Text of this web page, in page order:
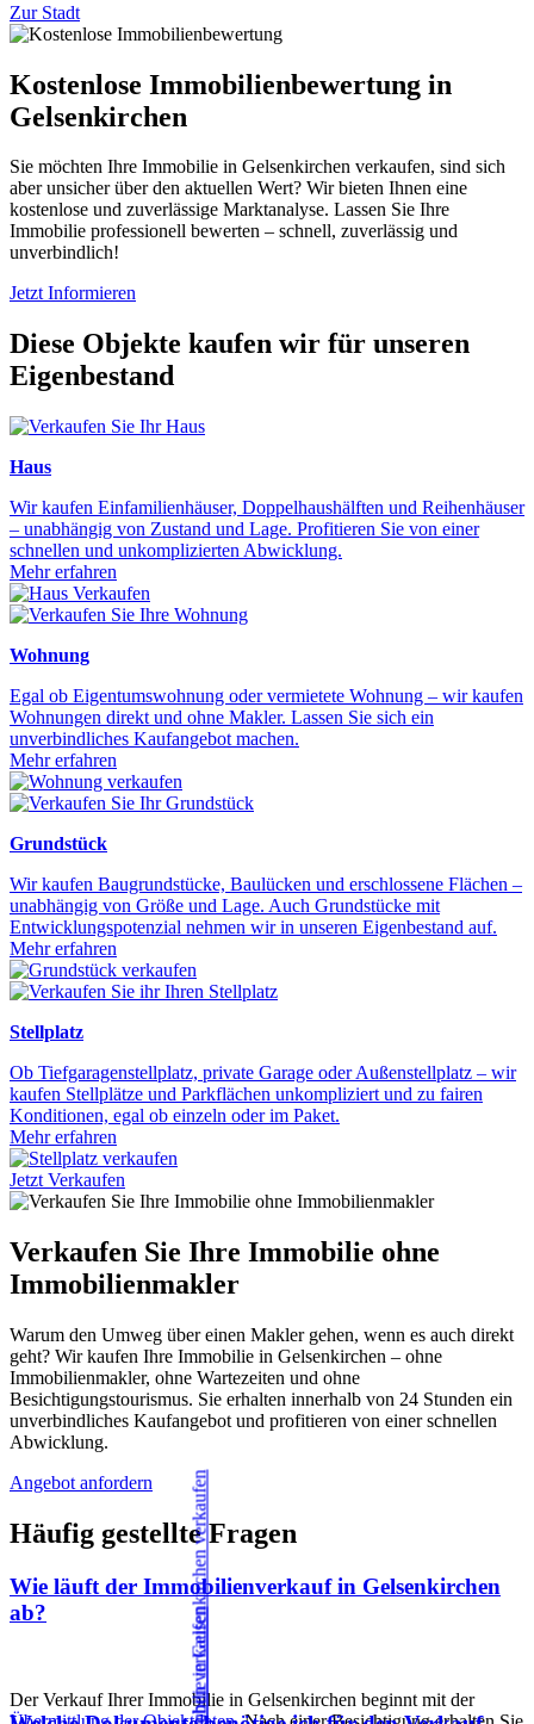
Zur Stadt
Kostenlose Immobilienbewertung in
Gelsenkirchen
Sie möchten Ihre Immobilie in Gelsenkirchen verkaufen, sind sich
aber unsicher über den aktuellen Wert? Wir bieten Ihnen eine
kostenlose und zuverlässige Marktanalyse. Lassen Sie Ihre
Immobilie professionell bewerten – schnell, zuverlässig und
unverbindlich!
Jetzt Informieren
Diese Objekte kaufen wir für unseren
Eigenbestand
Haus
Wir kaufen Einfamilienhäuser, Doppelhaushälften und Reihenhäuser
– unabhängig von Zustand und Lage. Profitieren Sie von einer
schnellen und unkomplizierten Abwicklung.
Mehr erfahren
Wohnung
Egal ob Eigentumswohnung oder vermietete Wohnung – wir kaufen
Wohnungen direkt und ohne Makler. Lassen Sie sich ein
unverbindliches Kaufangebot machen.
Mehr erfahren
Grundstück
Wir kaufen Baugrundstücke, Baulücken und erschlossene Flächen –
unabhängig von Größe und Lage. Auch Grundstücke mit
Entwicklungspotenzial nehmen wir in unseren Eigenbestand auf.
Mehr erfahren
Stellplatz
Ob Tiefgaragenstellplatz, private Garage oder Außenstellplatz – wir
kaufen Stellplätze und Parkflächen unkompliziert und zu fairen
Konditionen, egal ob einzeln oder im Paket.
Mehr erfahren
Jetzt Verkaufen
Verkaufen Sie Ihre Immobilie ohne
Immobilienmakler
Warum den Umweg über einen Makler gehen, wenn es auch direkt
geht? Wir kaufen Ihre Immobilie in Gelsenkirchen – ohne
Immobilienmakler, ohne Wartezeiten und ohne
Besichtigungstourismus. Sie erhalten innerhalb von 24 Stunden ein
unverbindliches Kaufangebot und profitieren von einer schnellen
Abwicklung.
Angebot anfordern
Häufig gestellte Fragen
Wie läuft der Immobilienverkauf in Gelsenkirchen
ab?
Der Verkauf Ihrer Immobilie in Gelsenkirchen beginnt mit der